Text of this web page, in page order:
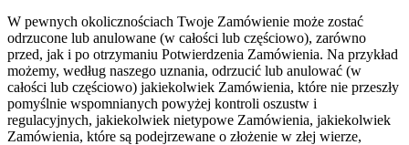
W pewnych okolicznościach Twoje Zamówienie może zostać
odrzucone lub anulowane (w całości lub częściowo), zarówno
przed, jak i po otrzymaniu Potwierdzenia Zamówienia. Na przykład
możemy, według naszego uznania, odrzucić lub anulować (w
całości lub częściowo) jakiekolwiek Zamówienia, które nie przeszły
pomyślnie wspomnianych powyżej kontroli oszustw i
regulacyjnych, jakiekolwiek nietypowe Zamówienia, jakiekolwiek
Zamówienia, które są podejrzewane o złożenie w złej wierze,